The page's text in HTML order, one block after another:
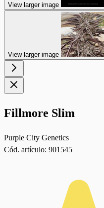
View larger image
View larger image
Fillmore Slim
Purple City Genetics
Cód. artículo: 901545